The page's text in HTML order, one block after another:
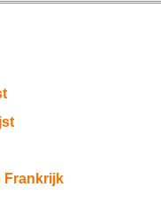
Frankrijk